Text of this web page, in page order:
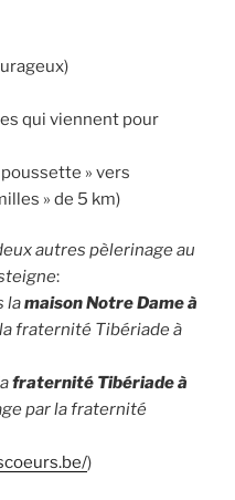
qui viennent pour
» vers
» de 5 km)
autres pèlerinage au
:
lamaison Notre Dame à
fraternité Tibériade à
fraternité Tibériade à
par la fraternité
)